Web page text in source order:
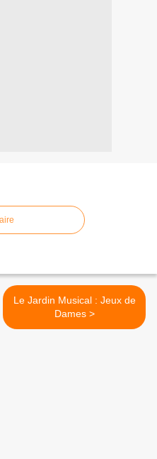
Le Jardin Musical : Jeux de
Dames >